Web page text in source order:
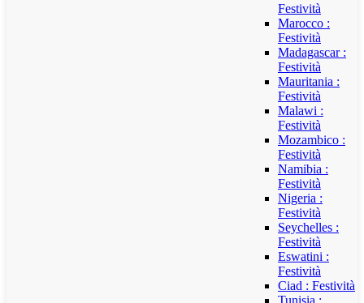
Festività
Marocco :
Festività
Madagascar :
Festività
Mauritania :
Festività
Malawi :
Festività
Mozambico :
Festività
Namibia :
Festività
Nigeria :
Festività
Seychelles :
Festività
Eswatini :
Festività
Ciad : Festività
Tunisia :